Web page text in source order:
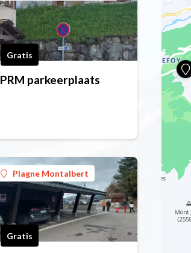
Gratis
PRM parkeerplaats
Plagne Montalbert
Gratis